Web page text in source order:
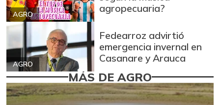
AGRO
agropecuaria?
AGRO
Fedearroz advirtió
emergencia invernal en
Casanare y Arauca
MÁS DE AGRO